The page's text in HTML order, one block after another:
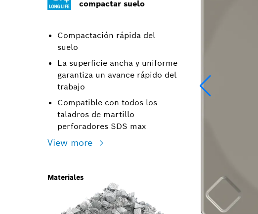
compactar suelo
Compactación rápida del
suelo
La superficie ancha y uniforme
garantiza un avance rápido del
trabajo
Compatible con todos los
taladros de martillo
perforadores SDS max
View more
Materiales